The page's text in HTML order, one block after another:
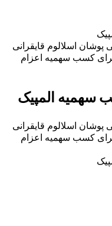
پوشان اسلالوم قایقرانی
کسب سهمیه اعزام
سهمیه المپیک
پوشان اسلالوم قایقرانی
کسب سهمیه اعزام